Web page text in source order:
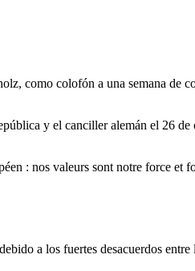
como colofón a una semana de
y el canciller alemán el 26
: nos valeurs sont notre force et
a los fuertes desacuerdos